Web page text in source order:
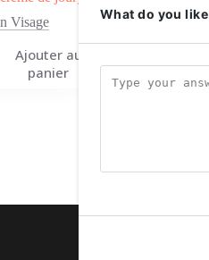
Visage
Ajouter au
panier
15,90€
What do you